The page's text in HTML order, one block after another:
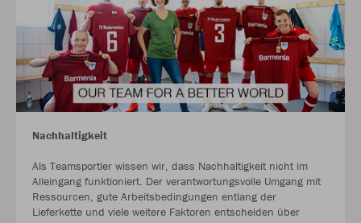
Nachhaltigkeit
Als Teamsportler wissen wir, dass Nachhaltigkeit nicht im
Alleingang funktioniert. Der verantwortungsvolle Umgang mit
Ressourcen, gute Arbeitsbedingungen entlang der
Lieferkette und viele weitere Faktoren entscheiden über